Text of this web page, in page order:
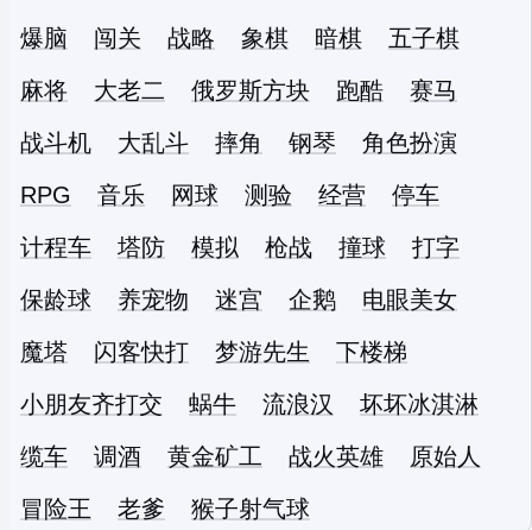
爆脑
闯关 战略 象棋 暗棋
五子棋
麻将
大老二 俄罗斯方块 跑酷
赛马
战斗机
大乱斗 摔角 钢琴
角色扮演
RPG
音乐 网球 测验 经营
停车
计程车
塔防 模拟 枪战 撞球
打字
保龄球
养宠物 迷宫 企鹅
电眼美女
魔塔
闪客快打 梦游先生
下楼梯
小朋友齐打交
蜗牛 流浪汉
坏坏冰淇淋
缆车
调酒 黄金矿工 战火英雄
原始人
冒险王
老爹 猴子射气球